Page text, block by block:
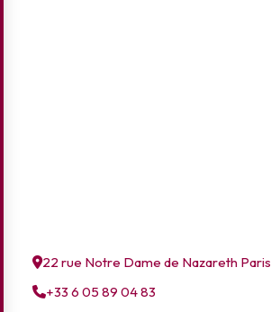
22 rue Notre Dame de Nazareth Paris
+33 6 05 89 04 83